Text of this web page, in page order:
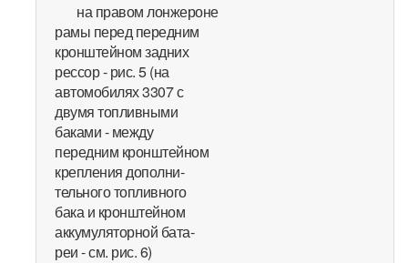
на правом лонжероне
рамы перед передним
кронштейном задних
рессор - рис. 5 (на
автомобилях 3307 с
двумя топливными
баками - между
передним кронштейном
крепления дополни-
тельного топливного
бака и кронштейном
аккумуляторной бата-
реи - см. рис. 6)